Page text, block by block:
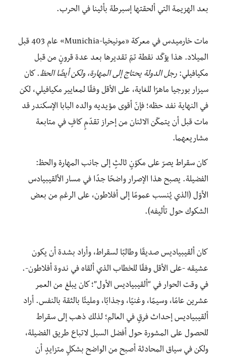
بعد الهزيمة التي ألحقتها إسبرطة بأثينا في الحرب.
مات خارميدس في معركة «مونيخيا-Munichia» عام 403 قبل
الميلاد. هذا يؤكّد نقطة تمّ تقديرها بعد عدة قرونٍ من قبل
مكيافيلي: رجل الدولة يحتاج إلى المهارة، ولكن أيضًا الحظ. كان
سيزار بورجيا ماهرًا للغاية، على الأقل وفقًا لمعايير مكيافيلي، لكن
في النهاية نفد حظه؛ فإنّ أقوى مؤيديه والده البابا الإسكندر قد
مات قبل أن يتمكّن الاثنان من إحراز تقدّمٍ كافٍ في متابعة
مشاريعهما.
كان سقراط يصرّ على مكوّنٍ ثالثٍ إلى جانب المهارة والحظ:
الفضيلة. يصبح هذا الإصرار واضحًا جدًا في مسار الألقيبيادس
الأوّل (الذي يُنسب عمومًا إلى أفلاطون، على الرغم من بعض
الشكوك حول تأليفه).
كان ألقيبياديس صديقًا وطالبًا لسقراط، وأراد بشدة أن يكون
عشيقه -على الأقل وفقًا للخطاب الذي ألقاه في ندوة أفلاطون-.
في وقت الحوار في “ألقيبياديس الأول”؛ كان يبلغ من العمر
عشرين عامًا، وسيمًا، وغنيًا، وجذابًا، ومليئًا بالثقة بالنفس. أراد
ألقيبياديس إحداث فرقٍ في العالم؛ لذلك ذهب إلى سقراط
للحصول على المشورة حول أفضل السبل لاتباع طريق الفضيلة،
ولكن في سياق المحادثة أصبح من الواضح بشكلٍ متزايدٍ أن